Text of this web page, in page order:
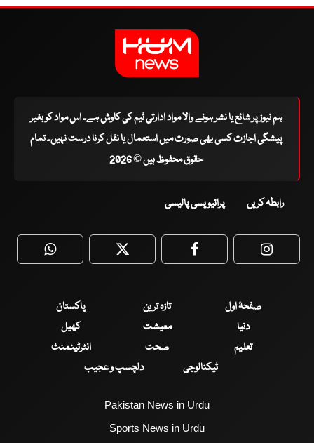
ہم نیوز پر شائع یا نشر ہونے والا مواد ادارتی ٹیم کی کاوش ہے۔ اس مواد کو بغیر
پیشگی اجازت کسی بھی صورت میں استعمال یا نقل کرنا درست نہیں۔ تمام
حقوق محفوظ ہیں © 2026
رابطہ کریں پرائیویسی پالیسی
WhatsApp Twitter Facebook
صفحۂ اول تازہ ترین
پاکستان
دنیا
معیشت
کھیل
تعلیم
صحت
انٹرٹینمنٹ
ٹیکنالوجی
دلچسپ و عجیب
Pakistan News in Urdu
Sports News in Urdu